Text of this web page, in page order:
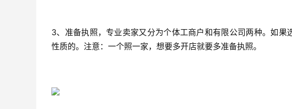
3、准备执照，专业卖家又分为个体工商户和有限公司两种。如果
性质的。注意：一个照一家，想要多开店就要多准备执照。